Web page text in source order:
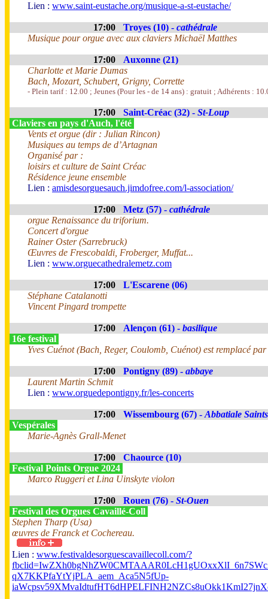
Lien : www.saint-eustache.org/musique-a-st-eustache/
17:00 Troyes (10) - cathédrale
Musique pour orgue avec aux claviers Michaël Matthes
17:00
Auxonne (21)
Charlotte et Marie Dumas
Bach, Mozart, Schubert, Grigny, Corrette
- Plein tarif : 12.00 ; Jeunes (Pour les - de 14 ans) : gratuit ; Adhérents :
17:00 Saint-Créac (32) - St-Loup
Claviers en pays d'Auch, l'été
Vents et orgue (dir : Julian Rincon)
Musiques au temps de d’Artagnan
Organisé par :
loisirs et culture de Saint Créac
Résidence jeune ensemble
Lien : amisdesorguesauch.jimdofree.com/l-association/
17:00 Metz (57) - cathédrale
orgue Renaissance du triforium.
Concert d'orgue
Rainer Oster (Sarrebruck)
Œuvres de Frescobaldi, Froberger, Muffat...
Lien : www.orguecathedralemetz.com
17:00
L'Escarene (06)
Stéphane Catalanotti
Vincent Pingard trompette
17:00 Alençon (61) - basilique
16e festival
Yves Cuénot (Bach, Reger, Coulomb, Cuénot) est remplacé
17:00 Pontigny (89) - abbaye
Laurent Martin Schmit
Lien : www.orguedepontigny.fr/les-concerts
17:00 Wissembourg (67) - Abbatiale
Vespérales
Marie-Agnès Grall-Menet
17:00
Chaource (10)
Festival Points Orgue 2024
Marco Ruggeri et Lina Uinskyte violon
17:00 Rouen (76) - St-Ouen
Festival des Orgues Cavaillé-Coll
Stephen Tharp (Usa)
œuvres de Franck et Cochereau.
Lien : www.festivaldesorguescavaillecoll.com/?
qX7KKPfaYtYjPLA_aem_Aca5N5fUp-